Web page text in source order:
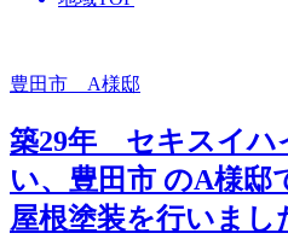
豊田市 A様邸
築29年 セキスイハ
い、豊田市 のA様邸
屋根塗装を行いまし